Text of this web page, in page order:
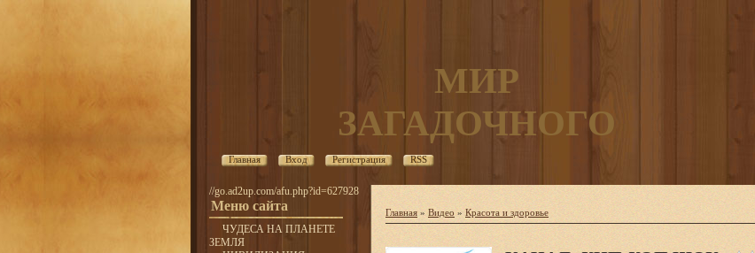
МИР
ЗАГАДОЧНОГО
Главная Вход Регистрация RSS
//go.ad2up.com/afu.php?id=627928
Меню сайта
ЧУДЕСА НА ПЛАНЕТЕ
ЗЕМЛЯ
Главная » Видео » Красота и здоровье